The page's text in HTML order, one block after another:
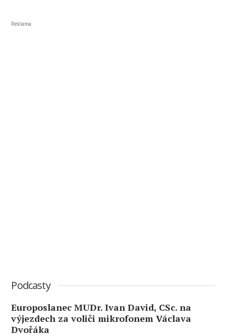
Reklama
Podcasty
Europoslanec MUDr. Ivan David, CSc. na
výjezdech za voliči mikrofonem Václava
Dvořáka